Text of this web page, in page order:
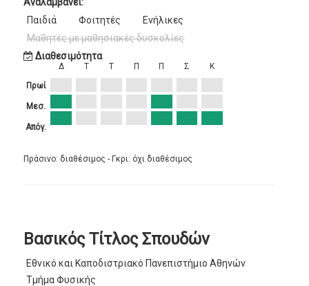
Παιδιά
Φοιτητές
Ενήλικες
Μαθητές με μαθησιακές δυσκολίες
Διαθεσιμότητα
Πρωί
Μεσ.
Απόγ.
Δ Τ Τ Π Π Σ Κ
Πράσινο: διαθέσιμος - Γκρι: όχι διαθέσιμος
Βασικός Τίτλος Σπουδών
Εθνικό και Καποδιστριακό Πανεπιστήμιο Αθηνών
Τμήμα Φυσικής